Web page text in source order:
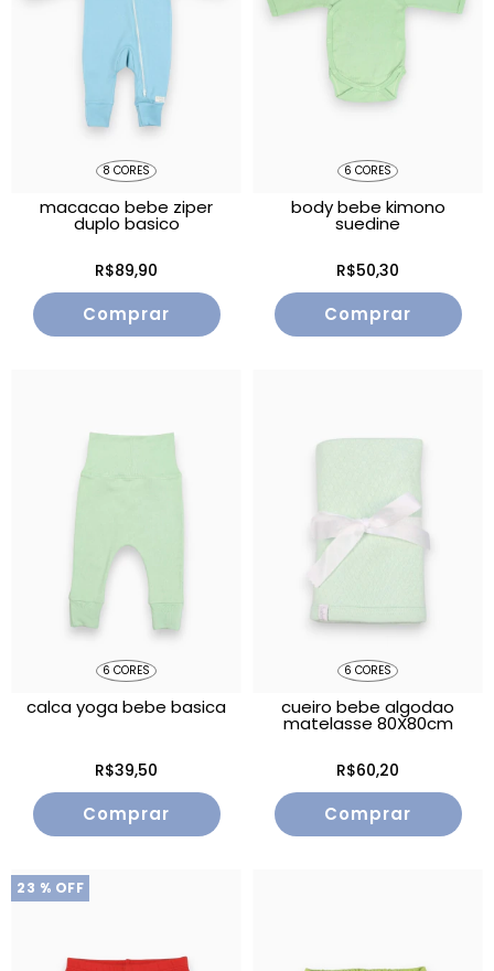
8 CORES
macacao bebe ziper
duplo basico
R$89,90
Comprar
6 CORES
body bebe kimono
suedine
R$50,30
Comprar
6 CORES
calca yoga bebe basica
R$39,50
Comprar
6 CORES
cueiro bebe algodao
matelasse 80X80cm
R$60,20
Comprar
23 % OFF